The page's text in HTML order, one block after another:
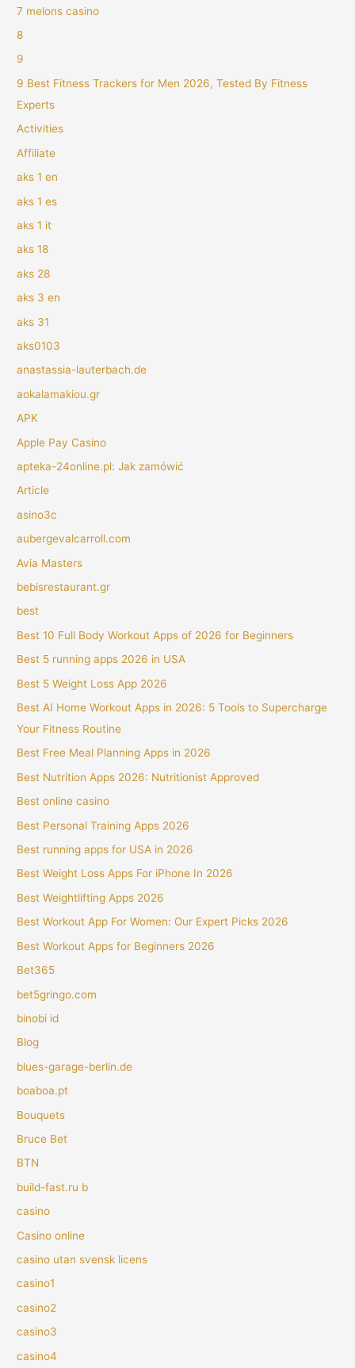
7 melons casino
8
9
9 Best Fitness Trackers for Men 2026, Tested By Fitness
Experts
Activities
Affiliate
aks 1 en
aks 1 es
aks 1 it
aks 18
aks 28
aks 3 en
aks 31
aks0103
anastassia-lauterbach.de
aokalamakiou.gr
APK
Apple Pay Casino
apteka-24online.pl: Jak zamówić
Article
asino3c
aubergevalcarroll.com
Avia Masters
bebisrestaurant.gr
best
Best 10 Full Body Workout Apps of 2026 for Beginners
Best 5 running apps 2026 in USA
Best 5 Weight Loss App 2026
Best AI Home Workout Apps in 2026: 5 Tools to Supercharge
Your Fitness Routine
Best Free Meal Planning Apps in 2026
Best Nutrition Apps 2026: Nutritionist Approved
Best online casino
Best Personal Training Apps 2026
Best running apps for USA in 2026
Best Weight Loss Apps For iPhone In 2026
Best Weightlifting Apps 2026
Best Workout App For Women: Our Expert Picks 2026
Best Workout Apps for Beginners 2026
Bet365
bet5gringo.com
binobi id
Blog
blues-garage-berlin.de
boaboa.pt
Bouquets
Bruce Bet
BTN
build-fast.ru b
casino
Casino online
casino utan svensk licens
casino1
casino2
casino3
casino4